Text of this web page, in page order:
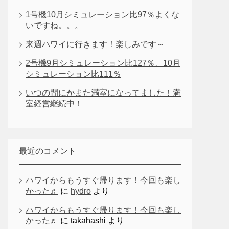
1号機10月シミュレーション比97％よくな
いですね。。。
来週ハワイに行きます！楽しみです～
2号機9月シミュレーション比127％、10月
シミュレーション比111％
いつの間にかまた満室になってました！満
室経営継続中！
最近のコメント
ハワイからもうすぐ帰ります！今回も楽し
かった♬
に hydro より
ハワイからもうすぐ帰ります！今回も楽し
かった♬
に takahashi より